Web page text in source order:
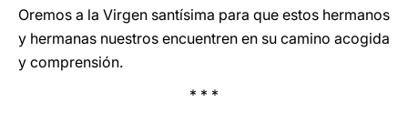
Oremos a la Virgen santísima para que estos hermanos
y hermanas nuestros encuentren en su camino acogida
y comprensión.
* * *